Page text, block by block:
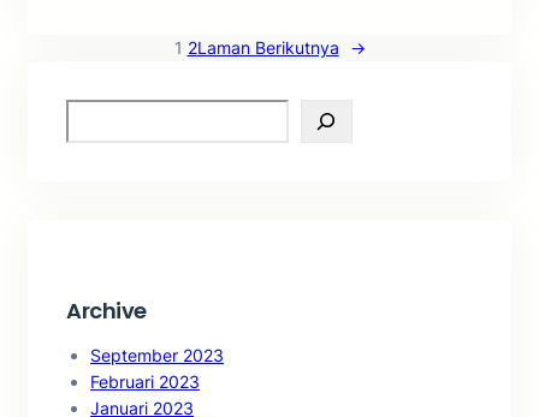
1 2Laman Berikutnya →
e
Archive
September 2023
Februari 2023
Januari 2023